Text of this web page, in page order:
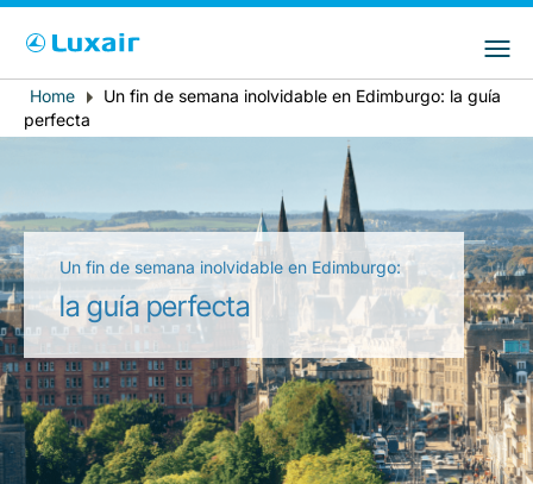
LuxairTours
País de residencia
Español
Breadcrumb
Home
Un fin de semana inolvidable en Edimburgo: la guía
perfecta
Un fin de semana inolvidable en Edimburgo:
la guía perfecta